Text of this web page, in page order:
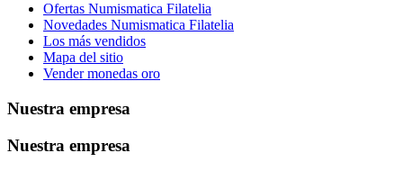
Ofertas Numismatica Filatelia
Novedades Numismatica Filatelia
Los más vendidos
Mapa del sitio
Vender monedas oro
Nuestra empresa
Nuestra empresa